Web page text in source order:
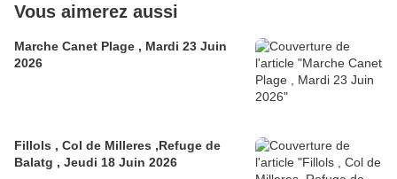
Vous aimerez aussi
Marche Canet Plage , Mardi 23 Juin
2026
Fillols , Col de Milleres ,Refuge de
Balatg , Jeudi 18 Juin 2026